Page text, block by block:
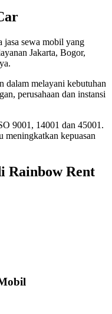
jasa sewa mobil yang
Jakarta, Bogor,
dalam melayani kebutuhan
perusahaan dan instansi
9001, 14001 dan 45001.
meningkatkan kepuasan
Rainbow Rent